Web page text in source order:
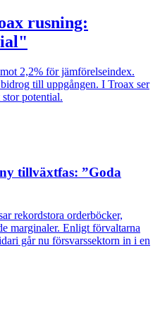
rusning:
2,2% för jämförelseindex.
till uppgången. I Troax ser
potential.
tillväxtfas: ”Goda
rekordstora orderböcker,
marginaler. Enligt förvaltarna
går nu försvarssektorn in i en